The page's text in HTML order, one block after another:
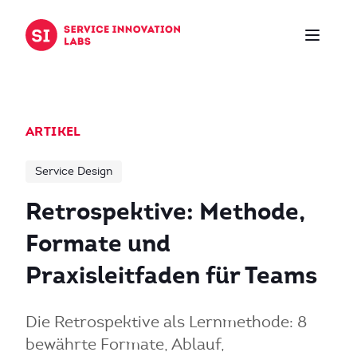
ARTIKEL
Service Design
Retrospektive: Methode,
Formate und
Praxisleitfaden für Teams
Die Retrospektive als Lernmethode: 8
bewährte Formate, Ablauf,